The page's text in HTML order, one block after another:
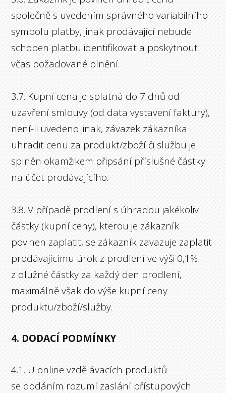
společně s uvedením správného variabilního
symbolu platby, jinak prodávající nebude
schopen platbu identifikovat a poskytnout
včas požadované plnění.
3.7. Kupní cena je splatná do 7 dnů od
uzavření smlouvy (od data vystavení faktury),
není-li uvedeno jinak, závazek zákazníka
uhradit cenu za produkt/zboží či službu je
splněn okamžikem připsání příslušné částky
na účet prodávajícího.
3.8. V případě prodlení s úhradou jakékoliv
částky (kupní ceny), kterou je zákazník
povinen zaplatit, se zákazník zavazuje zaplatit
prodávajícímu úrok z prodlení ve výši 0,1%
z dlužné částky za každý den prodlení,
maximálně však do výše kupní ceny
produktu/zboží/služby.
4. DODACÍ PODMÍNKY
4.1. U online vzdělávacích produktů
se dodáním rozumí zaslání přístupových